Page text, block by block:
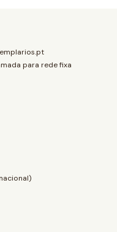
para rede fixa